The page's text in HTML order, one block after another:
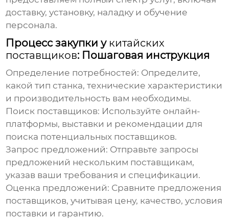
доставку, установку, наладку и обучение
персонала.
Процесс закупки у китайских
поставщиков: Пошаговая инструкция
Определение потребностей: Определите,
какой тип станка, технические характеристики
и производительность вам необходимы.
Поиск поставщиков: Используйте онлайн-
платформы, выставки и рекомендации для
поиска потенциальных поставщиков.
Запрос предложений: Отправьте запросы
предложений нескольким поставщикам,
указав ваши требования и спецификации.
Оценка предложений: Сравните предложения
поставщиков, учитывая цену, качество, условия
поставки и гарантию.